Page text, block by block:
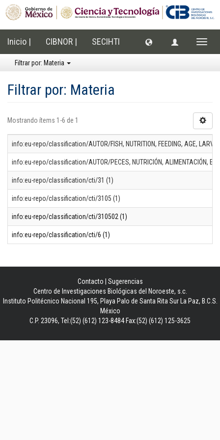
Inicio | CIBNOR | SECIHTI
Filtrar por: Materia
Filtrar por: Materia
Mostrando ítems 1-6 de 1
info:eu-repo/classification/AUTOR/FISH, NUTRITION, FEEDING, AGE,
info:eu-repo/classification/AUTOR/PECES, NUTRICIÓN, ALIMENTACIÓN,
info:eu-repo/classification/cti/31 (1)
info:eu-repo/classification/cti/3105 (1)
info:eu-repo/classification/cti/310502 (1)
info:eu-repo/classification/cti/6 (1)
Contacto
Sugerencias
Centro de Investigaciones Biológicas del Noroeste, s.c.
Instituto Politécnico Nacional 195, Playa Palo de Santa Rita Sur La Paz, B.C.S.
México
C.P. 23096, Tel:(52) (612) 123-8484 Fax:(52) (612) 125-3625